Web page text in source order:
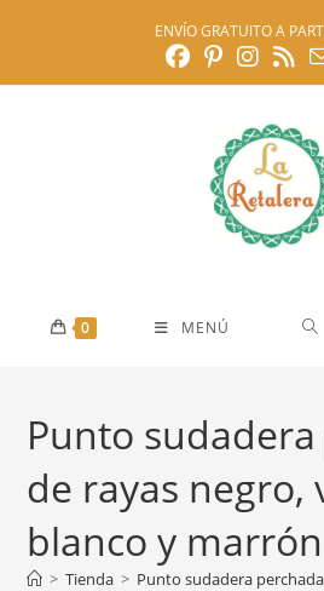
ENVÍO GRATUITO A
0 MENÚ
Punto
de rayas negro,
blanco y marrón
> Tienda > Punto sudadera